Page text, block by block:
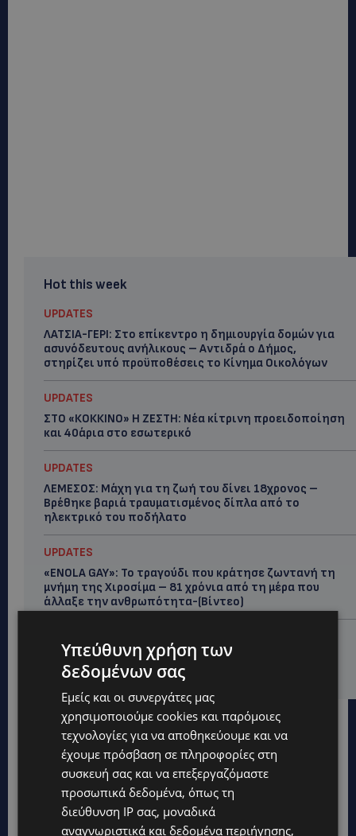
Hot this week
UPDATES
ΛΑΤΣΙΑ-ΓΕΡΙ: Στο επίκεντρο η δημιουργία δομών για
ασυνόδευτους ανήλικους – Αντιδρά ο Δήμος,
στηρίζει υπό προϋποθέσεις το Κίνημα Οικολόγων
UPDATES
ΣΤΟ «ΚΟΚΚΙΝΟ» Η ΖΕΣΤΗ: Νέα κίτρινη προειδοποίηση
και 40άρια στο εσωτερικό
UPDATES
ΛΕΜΕΣΟΣ: Μάχη για τη ζωή του δίνει 18χρονος –
Βρέθηκε βαριά τραυματισμένος δίπλα από το
ηλεκτρικό του ποδήλατο
UPDATES
«ENOLA GAY»: Το τραγούδι που κράτησε ζωντανή τη
μνήμη της Χιροσίμα – 81 χρόνια από τη μέρα που
άλλαξε την ανθρωπότητα-(Bίντεο)
PERNERA BEACH HOTEL: Εκλεκτές παρουσίες στα 50
χρόνια ενός ιστορικού ξενοδοχείου-Ποιους είδαμε
Υπεύθυνη χρήση των
δεδομένων σας
Εμείς και οι συνεργάτες μας
χρησιμοποιούμε cookies και παρόμοιες
τεχνολογίες για να αποθηκεύουμε και να
έχουμε πρόσβαση σε πληροφορίες στη
συσκευή σας και να επεξεργαζόμαστε
προσωπικά δεδομένα, όπως τη
διεύθυνση IP σας, μοναδικά
αναγνωριστικά και δεδομένα περιήγησης,